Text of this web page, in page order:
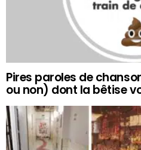
Pires paroles de
ou non) dont la bêtise